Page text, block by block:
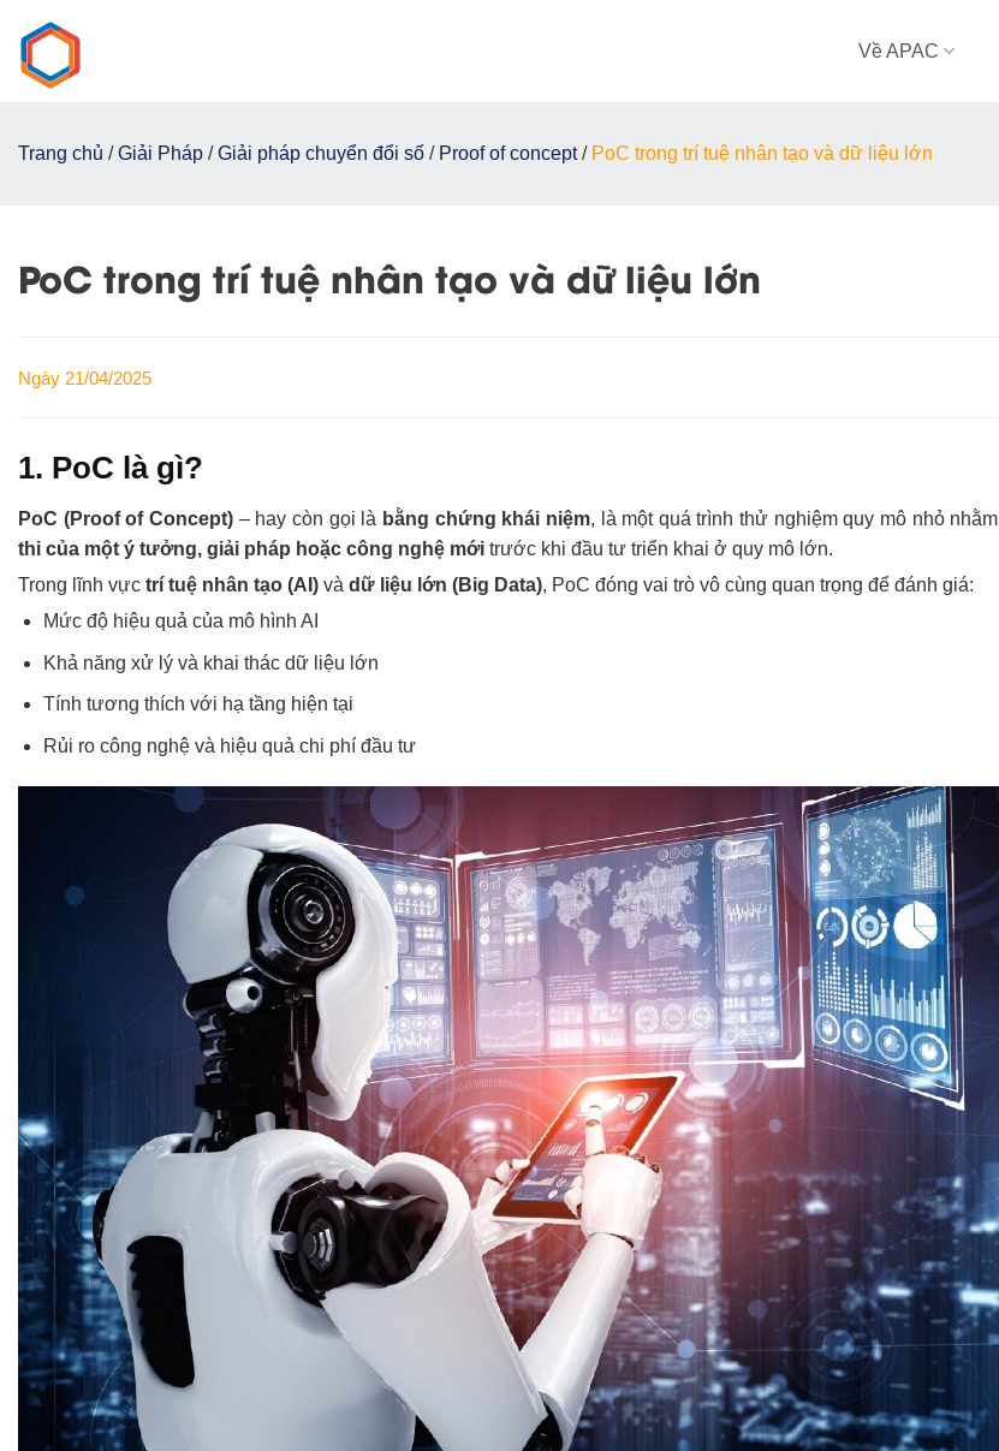
đến
nội
Về APAC
Trang chủ /Giải Pháp /Giải pháp chuyển đổi số / Proof of concept/ PoC trong trí tuệ nhân tạo và dữ liệu lớn
PoC trong trí tuệ nhân tạo và dữ liệu lớn
Ngày 21/04/2025
1. PoC là gì?
PoC (Proof of Concept)– hay còn gọi là bằng chứng khái niệm, là một quá trình thử nghiệm quy mô nhỏ nhằm
thi của một ý tưởng, giải pháp hoặc công nghệ mới trước khi đầu tư triển khai ở quy mô lớn.
Trong lĩnh vực trí tuệ nhân tạo (AI) và dữ liệu lớn (Big Data), PoC đóng vai trò vô cùng quan trọng để đánh giá:
Mức độ hiệu quả của mô hình AI
Khả năng xử lý và khai thác dữ liệu lớn
Tính tương thích với hạ tầng hiện tại
Rủi ro công nghệ và hiệu quả chi phí đầu tư